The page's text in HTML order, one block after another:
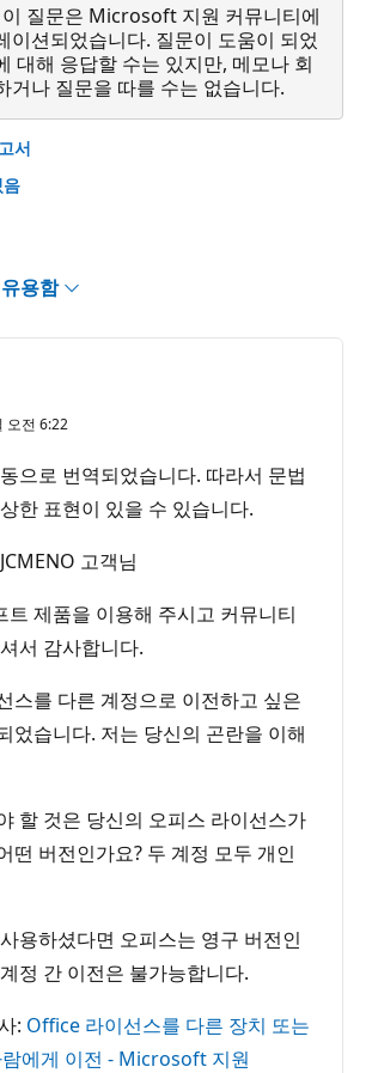
이 질문은 Microsoft 지원 커뮤니티에
이션되었습니다. 질문이 도움이 되었
대해 응답할 수는 있지만, 메모나 회
거나 질문을 따를 수는 없습니다.
서
용함
오전 6:22
으로 번역되었습니다. 따라서 문법
한 표현이 있을 수 있습니다.
고객님
트 제품을 이용해 주시고 커뮤니티
서 감사합니다.
스를 다른 계정으로 이전하고 싶은
었습니다. 저는 당신의 곤란을 이해
할 것은 당신의 오피스 라이선스가
떤 버전인가요? 두 계정 모두 개인
용하셨다면 오피스는 영구 버전인
정 간 이전은 불가능합니다.
: Office 라이선스를 다른 장치 또는
에게 이전 - Microsoft 지원